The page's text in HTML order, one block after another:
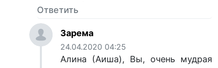
Ответить
Зарема
24.04.2020 04:25
Алина (Аиша), Вы, очень мудрая